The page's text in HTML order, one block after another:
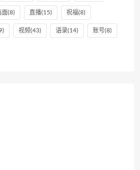
面(8) 直播(15) 祝福(8)
视频(43) 语录(14) 账号(8)